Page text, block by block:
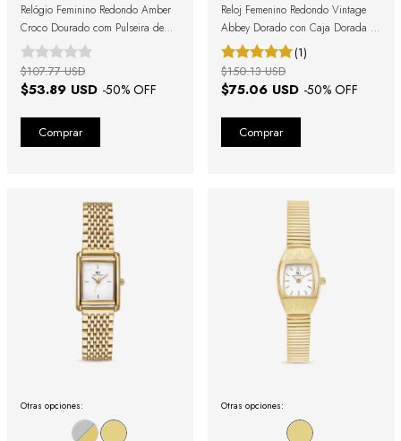
Relógio Feminino Redondo Amber
Croco Dourado com Pulseira de
Couro Preta
$53.89 USD -50% OFF
$107.77 USD
Reloj Femenino Redondo Vintage
Abbey Dorado con Caja Dorada y
Bisel Removible (1)
$75.06 USD -50% OFF
$150.13 USD
Otras opciones: Otras opciones: